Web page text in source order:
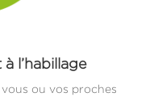
l’habillage
ou vos proches